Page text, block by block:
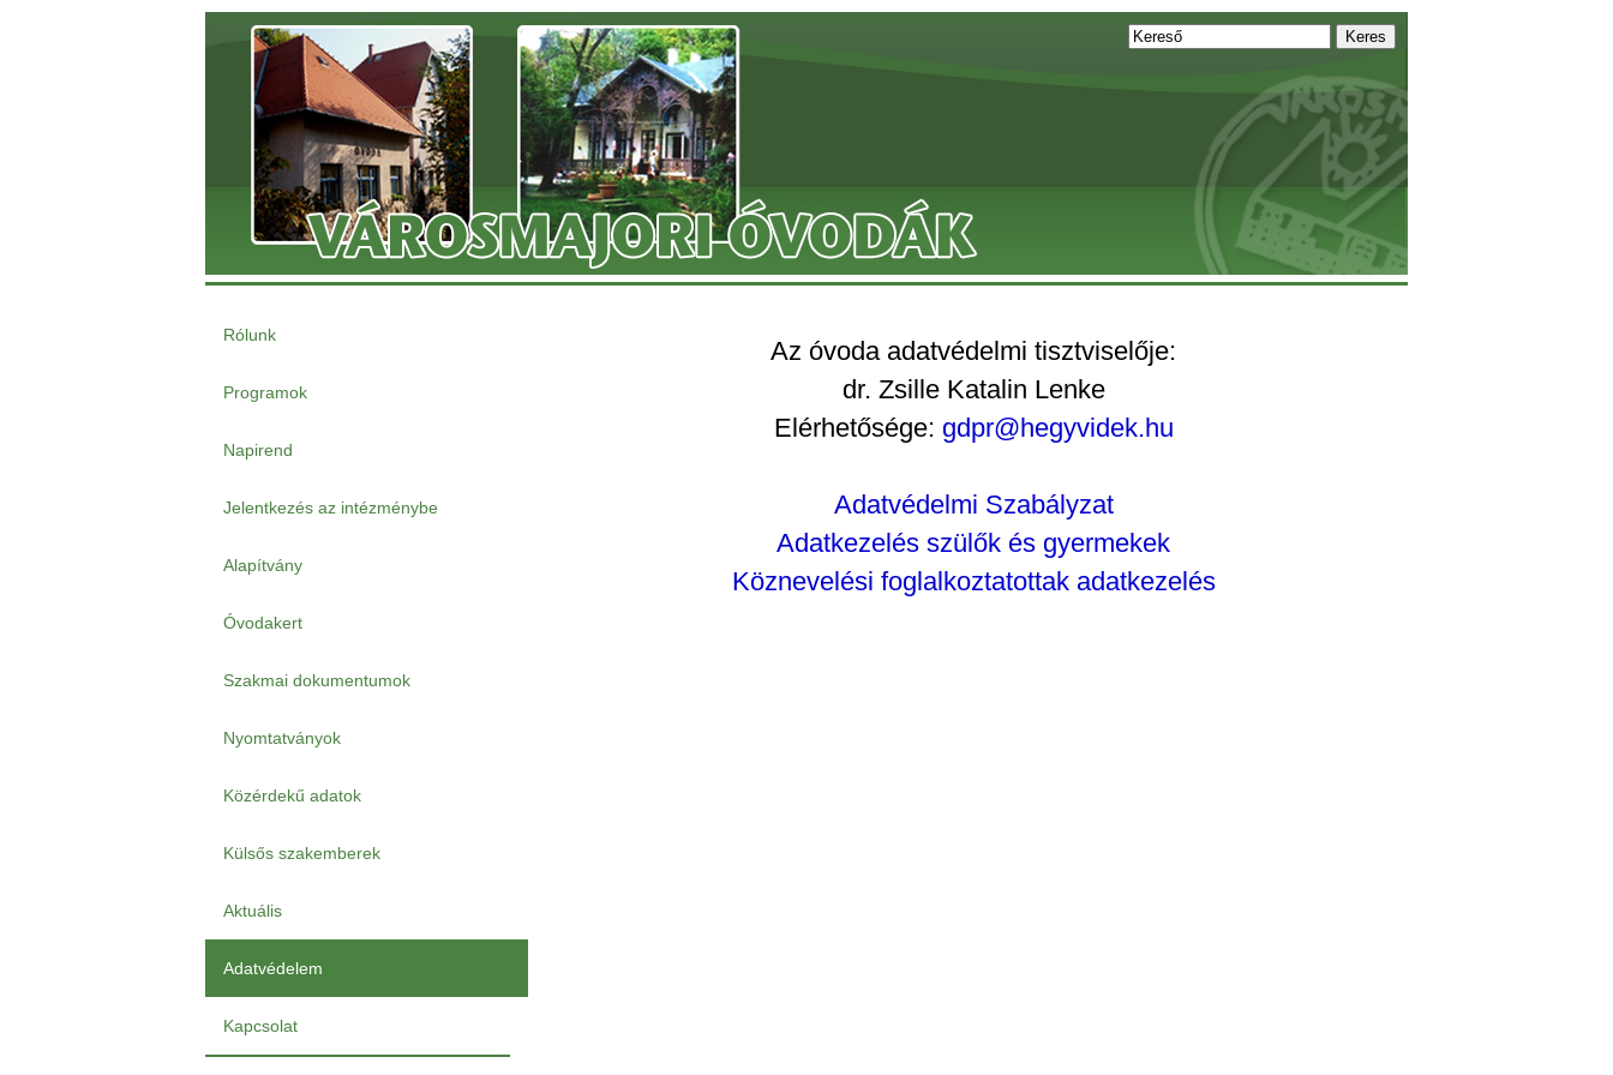
Rólunk
Programok
Napirend
Jelentkezés az intézménybe
Alapítvány
Óvodakert
Szakmai dokumentumok
Nyomtatványok
Közérdekű adatok
Külsős szakemberek
Aktuális
Adatvédelem
Kapcsolat
Az óvoda adatvédelmi tisztviselője:
dr. Zsille Katalin Lenke
Elérhetősége: gdpr@hegyvidek.hu
Adatvédelmi Szabályzat
Adatkezelés szülők és gyermekek
Köznevelési foglalkoztatottak adatkezelés